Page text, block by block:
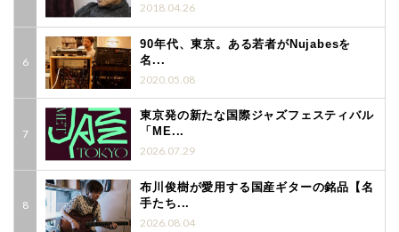
2018.04.26
90年代、東京。ある若者がNujabesを
名...
2020.05.08
東京発の新たな国際ジャズフェスティバル
「ME...
2026.07.29
布川俊樹が愛用する国産ギターの銘品【名
手たち...
2026.08.04